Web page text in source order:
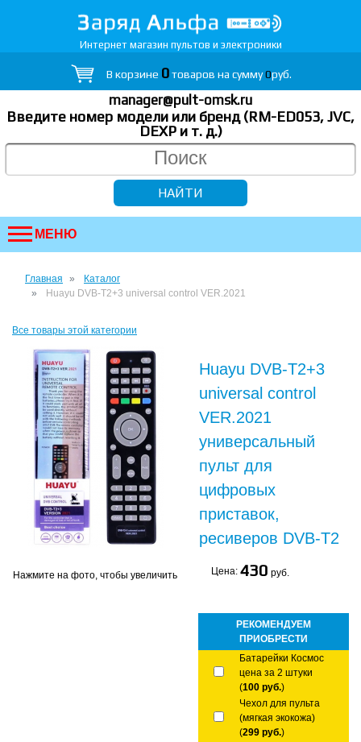
Интернет магазин пультов и электроники
В корзине 0товаров на сумму0руб.
manager@pult-omsk.ru
Введите номер модели или бренд (RM-ED053, JVC,
DEXP и т. д.)
МЕНЮ
Главная
Каталог
Huayu DVB-T2+3 universal control VER.2021
Все товары этой категории
Нажмите на фото, чтобы увеличить
Huayu DVB-T2+3
universal control
VER.2021
универсальный
пульт для
цифровых
приставок,
ресиверов DVB-T2
Цена: 430 руб.
РЕКОМЕНДУЕМ
ПРИОБРЕСТИ
Батарейки Космос
цена за 2 штуки
(100 руб.)
Чехол для пульта
(мягкая экокожа)
(299 руб.)